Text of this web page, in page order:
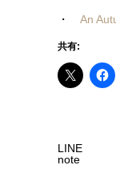
・ An
共有:
LINE
note